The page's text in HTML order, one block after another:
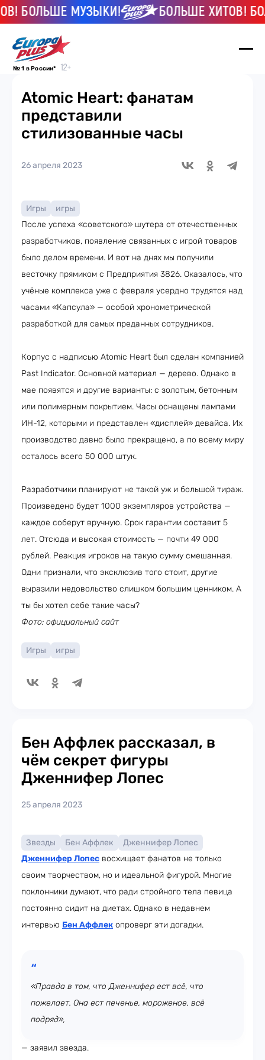
БОЛЬШЕ МУЗЫКИ! БОЛЬШЕ ХИТОВ!
№ 1 в России*
Atomic Heart: фанатам
представили
стилизованные часы
26 апреля 2023
Игры
игры
После успеха «советского» шутера от отечественных
разработчиков, появление связанных с игрой товаров
было делом времени. И вот на днях мы получили
весточку прямиком с Предприятия 3826. Оказалось, что
учёные комплекса уже с февраля усердно трудятся над
часами «Капсула» — особой хронометрической
разработкой для самых преданных сотрудников.
Корпус с надписью Atomic Heart был сделан компанией
Past Indicator. Основной материал — дерево. Однако в
мае появятся и другие варианты: с золотым, бетонным
или полимерным покрытием. Часы оснащены лампами
ИН-12, которыми и представлен «дисплей» девайса. Их
производство давно было прекращено, а по всему миру
осталось всего 50 000 штук.
Разработчики планируют не такой уж и большой тираж.
Произведено будет 1000 экземпляров устройства —
каждое соберут вручную. Срок гарантии составит 5
лет. Отсюда и высокая стоимость — почти 49 000
рублей. Реакция игроков на такую сумму смешанная.
Одни признали, что эксклюзив того стоит, другие
выразили недовольство слишком большим ценником. А
ты бы хотел себе такие часы?
Фото: официальный сайт
Игры игры
Бен Аффлек рассказал, в
чём секрет фигуры
Дженнифер Лопес
25 апреля 2023
Звезды Бен Аффлек
Дженнифер Лопес
Дженнифер Лопес восхищает фанатов не только
своим творчеством, но и идеальной фигурой. Многие
поклонники думают, что ради стройного тела певица
постоянно сидит на диетах. Однако в недавнем
интервью Бен Аффлек опроверг эти догадки.
«Правда в том, что Дженнифер ест всё, что
пожелает. Она ест печенье, мороженое, всё
подряд»,
— заявил звезда.